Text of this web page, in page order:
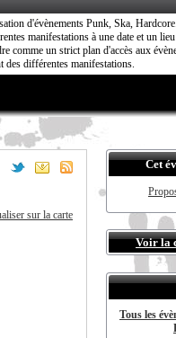
d'évènements Punk, Ska,
manifestations à une date et un
comme un strict plan d'accès aux
des différentes manifestations.
sur la carte
Cet
Voir la
Tous les